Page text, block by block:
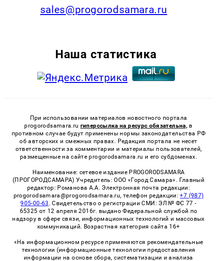
sales@progorodsamara.ru
Наша статистика
При использовании материалов новостного портала
progorodsamara.ru гиперссылка на ресурс обязательна, в
противном случае будут применены нормы законодательства РФ
об авторских и смежных правах. Редакция портала не несет
ответственности за комментарии и материалы пользователей,
размещенные на сайте progorodsamara.ru и его субдоменах.
Наименование: сетевое издание PROGORODSAMARA
(ПРОГОРОДСАМАРА) Учредитель: ООО «Город Самара». Главный
редактор: Романова А.А. Электронная почта редакции:
progorodsamara@progorodsamara.ru, телефон редакции:+7 (987)
905-00-63 . Свидетельство о регистрации СМИ: ЭЛ № ФС 77 -
65325 от 12 апреля 2016г. выдано Федеральной службой по
надзору в сфере связи, информационных технологий и массовых
коммуникаций. Возрастная категория сайта 16+
«На информационном ресурсе применяются рекомендательные
технологии (информационные технологии предоставления
информации на основе сбора, систематизации и анализа